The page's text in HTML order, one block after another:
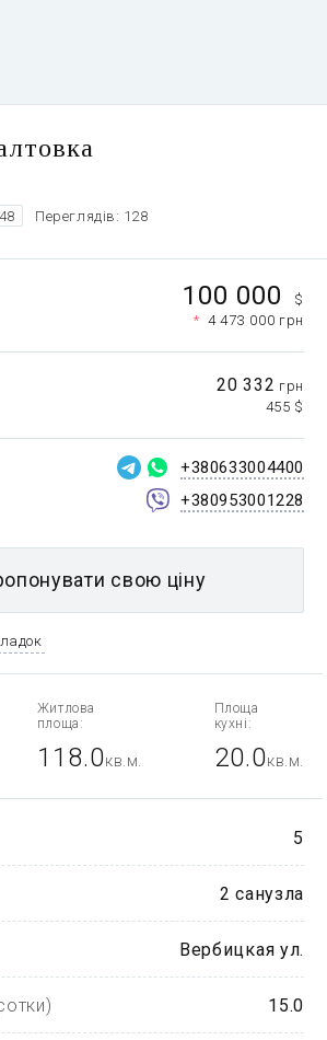
Переглядів: 128
100 000
$
* 4 473 000 грн
20 332 грн
455 $
+380633004400
+380953001228
свою ціну
Житлова
площа:
118.0кв.м.
Площа
кухні:
20.0кв.м.
5
2 санузла
Вербицкая ул.
15.0